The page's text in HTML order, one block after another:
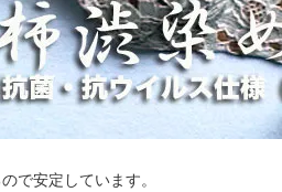
で安定しています。